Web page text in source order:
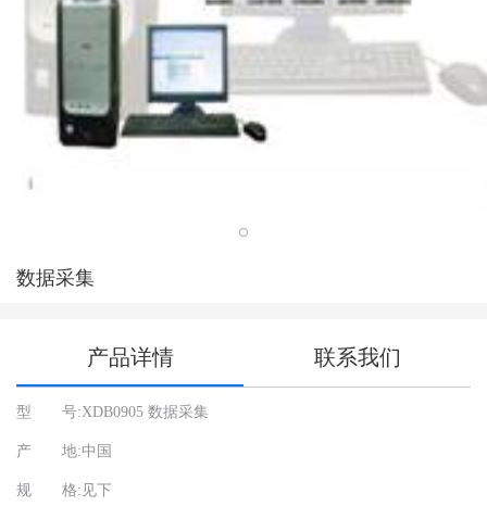
数据采集
产品详情 联系我们
型 号:XDB0905 数据采集
产 地:中国
规 格:见下